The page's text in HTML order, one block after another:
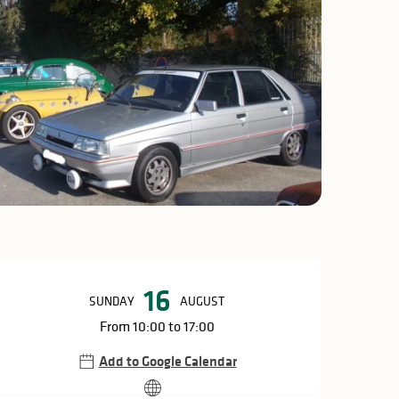
Opening hours
SUNDAY 16 AUGUST
From 10:00 to 17:00
Add to Google Calendar